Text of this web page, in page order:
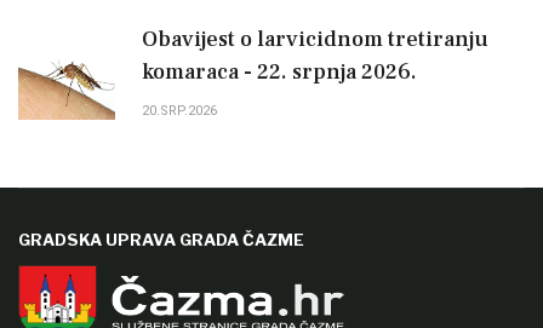
Obavijest o larvicidnom tretiranju
komaraca - 22. srpnja 2026.
20.SRP.2026
GRADSKA UPRAVA GRADA ČAZME